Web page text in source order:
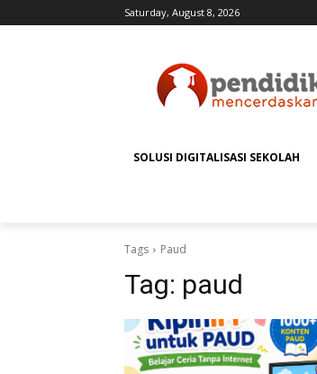
Saturday, August 8, 2026
SOLUSI DIGITALISASI SEKOLAH
Tags Paud
Tag: paud